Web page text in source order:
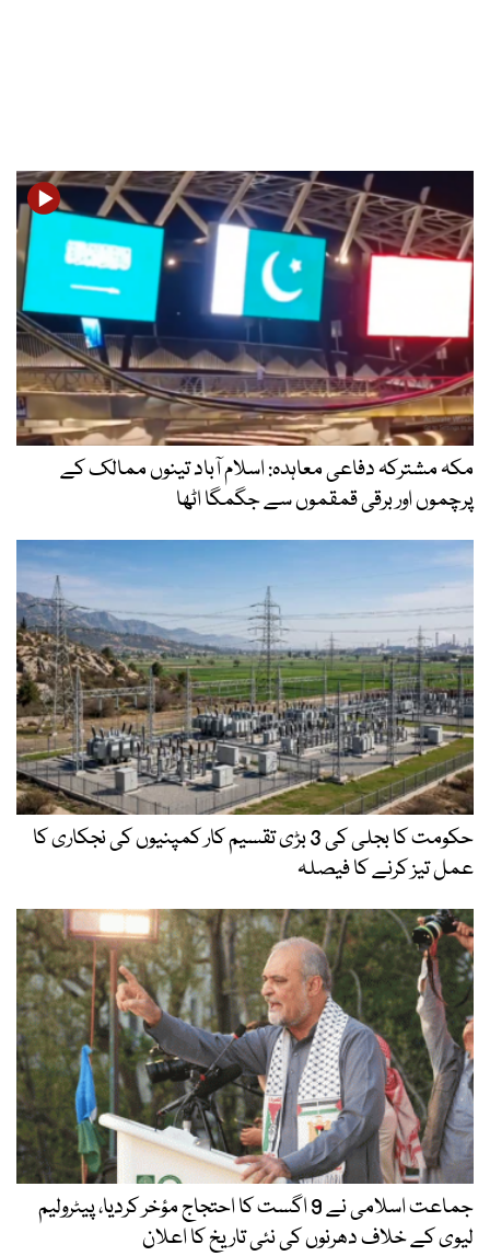
مکہ مشترکہ دفاعی معاہدہ: اسلام آباد تینوں ممالک کے
پرچموں اور برقی قمقموں سے جگمگا اٹھا
حکومت کا بجلی کی 3 بڑی تقسیم کار کمپنیوں کی نجکاری کا
عمل تیز کرنے کا فیصلہ
جماعت اسلامی نے 9 اگست کا احتجاج مؤخر کردیا، پیٹرولیم
لیوی کے خلاف دھرنوں کی نئی تاریخ کا اعلان